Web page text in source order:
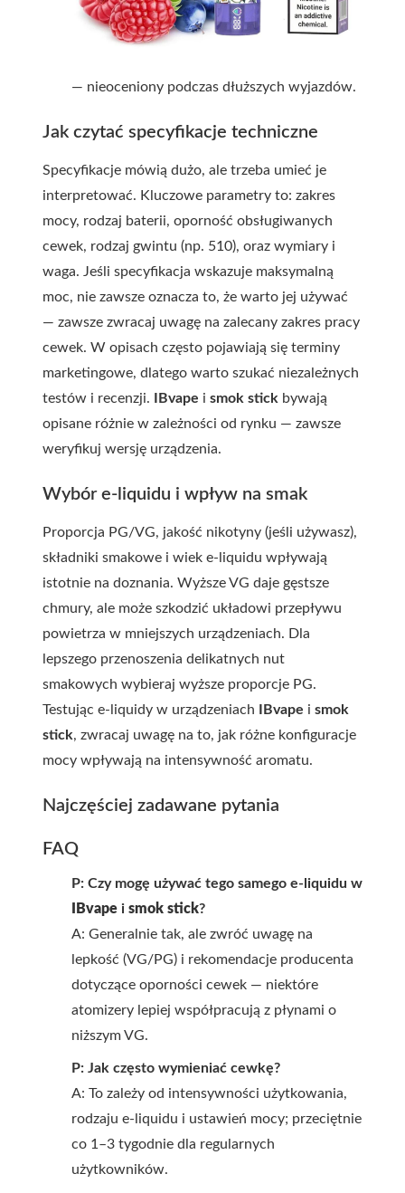
— nieoceniony podczas dłuższych wyjazdów.
Jak czytać specyfikacje techniczne
Specyfikacje mówią dużo, ale trzeba umieć je
interpretować. Kluczowe parametry to: zakres
mocy, rodzaj baterii, oporność obsługiwanych
cewek, rodzaj gwintu (np. 510), oraz wymiary i
waga. Jeśli specyfikacja wskazuje maksymalną
moc, nie zawsze oznacza to, że warto jej używać
— zawsze zwracaj uwagę na zalecany zakres pracy
cewek. W opisach często pojawiają się terminy
marketingowe, dlatego warto szukać niezależnych
testów i recenzji.
IBvape i smok stick bywają
opisane różnie w zależności od rynku — zawsze
weryfikuj wersję urządzenia.
Wybór e-liquidu i wpływ na smak
Proporcja PG/VG, jakość nikotyny (jeśli używasz),
składniki smakowe i wiek e-liquidu wpływają
istotnie na doznania. Wyższe VG daje gęstsze
chmury, ale może szkodzić układowi przepływu
powietrza w mniejszych urządzeniach. Dla
lepszego przenoszenia delikatnych nut
smakowych wybieraj wyższe proporcje PG.
Testując e-liquidy w urządzeniach
IBvape i smok
stick, zwracaj uwagę na to, jak różne konfiguracje
mocy wpływają na intensywność aromatu.
Najczęściej zadawane pytania
FAQ
P: Czy mogę używać tego samego e-liquidu w
IBvape i smok stick?
A: Generalnie tak, ale zwróć uwagę na
lepkość (VG/PG) i rekomendacje producenta
dotyczące oporności cewek — niektóre
atomizery lepiej współpracują z płynami o
niższym VG.
P: Jak często wymieniać cewkę?
A: To zależy od intensywności użytkowania,
rodzaju e-liquidu i ustawień mocy; przeciętnie
co 1–3 tygodnie dla regularnych
użytkowników.